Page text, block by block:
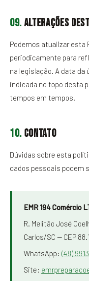
09.Alterações
Podemos atualizar esta
periodicamente para
na legislação. A data
indicada no topo desta
tempos em tempos.
10.Contato
Dúvidas sobre esta
dados pessoais podem
EMR 194 Comércio
R. Melitão José
Carlos/SC — CEP
WhatsApp: (48)
Site: